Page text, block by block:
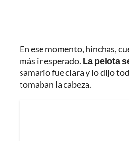
En ese momento, hinchas,
más inesperado. La pelota
samario fue clara y lo dijo
tomaban la cabeza.